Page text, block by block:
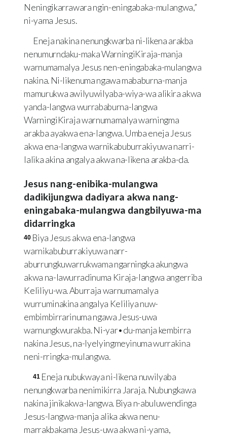
Neningikarrawara ngin-eningabaka-mulangwa,”
ni-yama Jesus.
Eneja nakina nenungkwarba ni-likena arakba
nenumurndaku-maka WarningiKiraja-manja
warnumamalya Jesus nen-eningabaka-mulangwa
nakina. Ni-likenuma ngawa mababurna-manja
mamurukwa awilyuwilyaba-wiya-wa alikira akwa
yanda-langwa wurrababurna-langwa
WarningiKiraja warnumamalya warningma
arakba ayakwa ena-langwa. Umba eneja Jesus
akwa ena-langwa warnikabuburrakiyuwa narri-
lalika akina angalya akwa na-likena arakba-da.
Jesus nang-enibika-mulangwa
dadikijungwa dadiyara akwa nang-
eningabaka-mulangwa dangbilyuwa-ma
didarringka
40 Biya Jesus akwa ena-langwa
warnikabuburrakiyuwa narr-
aburrungkuwarrukwama ngarningka akungwa
akwa na-lawurradinuma Kiraja-langwa angerriba
Keliliyu-wa. Aburraja warnumamalya
wurruminakina angalya Keliliya nuw-
embimbirrarinuma ngawa Jesus-uwa
warnungkwurakba. Ni-yar•du-manja kembirra
nakina Jesus, na-lyelyingmeyinuma wurrakina
neni-rringka-mulangwa.
41 Eneja nubukwaya ni-likena nuwilyaba
nenungkwarba nenimikirra Jaraja. Nubungkawa
nakina jinikakwa-langwa. Biya n-abuluwendinga
Jesus-langwa-manja alika akwa nenu-
marrakbakama Jesus-uwa akwa ni-yama,